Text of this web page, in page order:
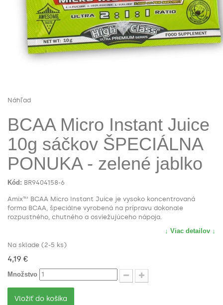
Náhľad
BCAA Micro Instant Juice
10g sáčkov ŠPECIÁLNA
PONUKA - zelené jablko
Kód: BR9404158-6
Amix™ BCAA Micro Instant Juice je vysoko koncentrovaná
forma BCAA, špeciálne vyrobená na prípravu dokonale
rozpustného, chutného a osviežujúceho nápoja.
↓ Viac detailov ↓
Na sklade (2-5 ks)
4,19 €
Množstvo
Vložiť do košíka